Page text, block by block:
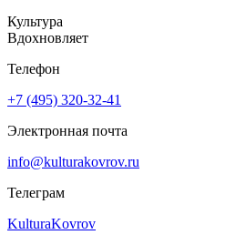
Культура
Вдохновляет
Телефон
+7 (495) 320-32-41
Электронная почта
info@kulturakovrov.ru
Телеграм
KulturaKovrov